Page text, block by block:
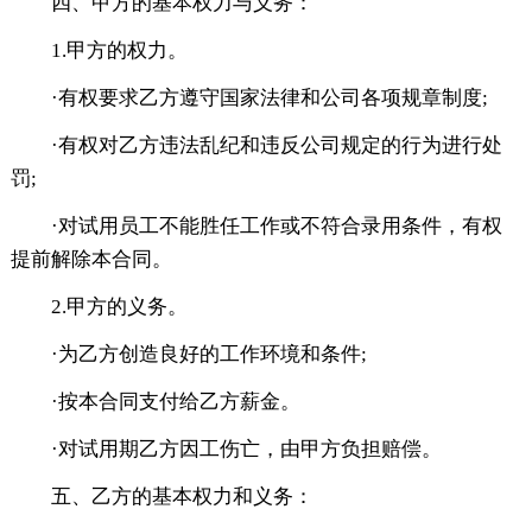
1.甲方的权力。
·有权要求乙方遵守国家法律和公司各项规章制度;
·有权对乙方违法乱纪和违反公司规定的行为进行处
罚;
·对试用员工不能胜任工作或不符合录用条件，有权
提前解除本合同。
2.甲方的义务。
·为乙方创造良好的工作环境和条件;
·按本合同支付给乙方薪金。
·对试用期乙方因工伤亡，由甲方负担赔偿。
五、乙方的基本权力和义务：